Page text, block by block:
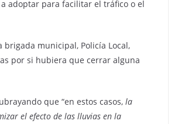
adoptar para facilitar el tráfico o el
municipal, Policía Local,
por si hubiera que cerrar alguna
que “en estos casos, la
el efecto de las lluvias en la